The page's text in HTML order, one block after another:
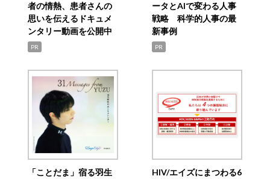
者の情熱、患者さんの
思いを伝えるドキュメ
ンタリー動画を公開中
PR
ータとAIで変わる人事
戦略 科学的人事の最
新事例
PR
「ことだま」宿る羽生
HIV/エイズにまつわる6